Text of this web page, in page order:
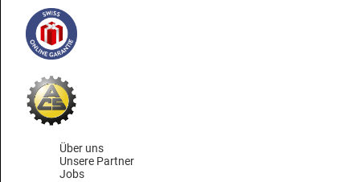
Über uns
Unsere Partner
Jobs